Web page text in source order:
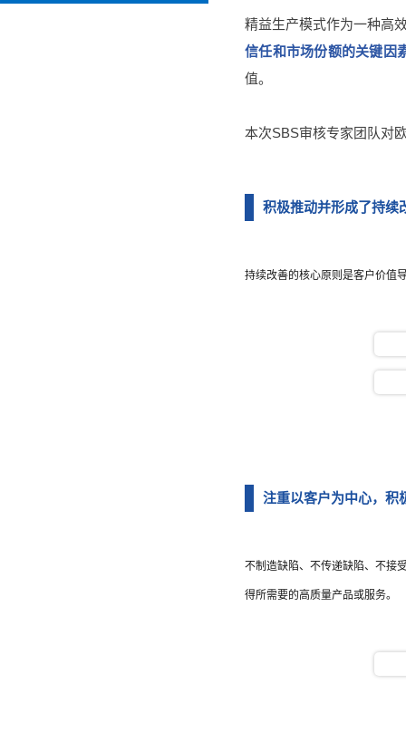
精益生产模式作为一种高
信任和市场份额的关键因
值。
本次SBS审核专家团队对
积极推动并形成了持续
持续改善的核心原则是客户价值
注重以客户为中心，积
不制造缺陷、不传递缺陷、不接
得所需要的高质量产品或服务。